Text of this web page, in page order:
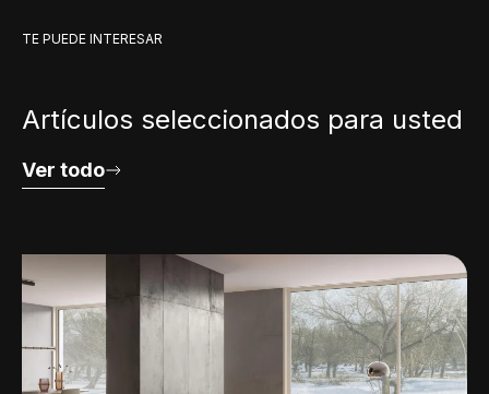
TE PUEDE INTERESAR
Artículos seleccionados para usted
Ver todo